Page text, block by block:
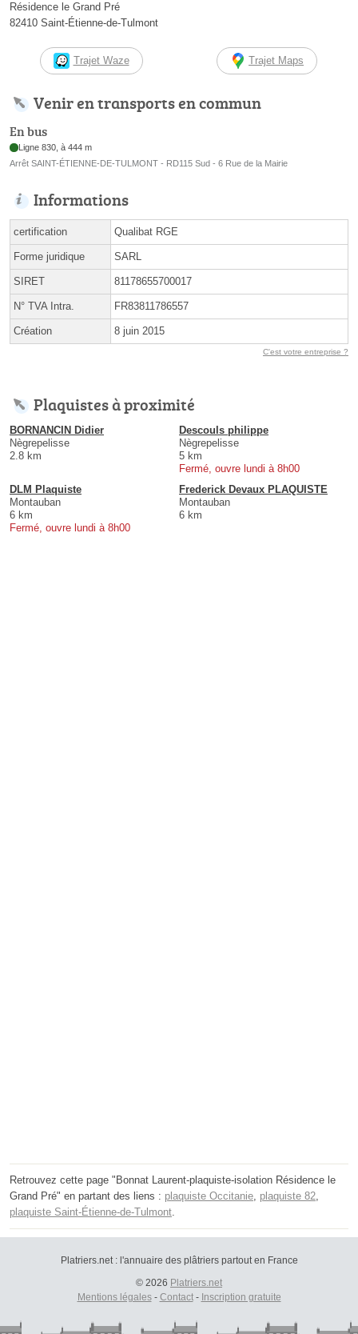
Résidence le Grand Pré
82410 Saint-Étienne-de-Tulmont
Trajet Waze Trajet Maps
Venir en transports en commun
En bus
Ligne 830, à 444 m
Arrêt SAINT-ÉTIENNE-DE-TULMONT - RD115 Sud - 6 Rue de la Mairie
Informations
certification Qualibat RGE
Forme juridique SARL
SIRET 81178655700017
N° TVA Intra. FR83811786557
Création 8 juin 2015
C'est votre entreprise ?
Plaquistes à proximité
BORNANCIN Didier
Nègrepelisse
2.8 km
Descouls philippe
Nègrepelisse
5 km
Fermé, ouvre lundi à 8h00
DLM Plaquiste
Montauban
6 km
Fermé, ouvre lundi à 8h00
Frederick Devaux PLAQUISTE
Montauban
6 km
Retrouvez cette page "Bonnat Laurent-plaquiste-isolation Résidence le
Grand Pré" en partant des liens : plaquiste Occitanie, plaquiste 82,
plaquiste Saint-Étienne-de-Tulmont.
Platriers.net : l'annuaire des plâtriers partout en France
© 2026 Platriers.net
Mentions légales- Contact- Inscription gratuite